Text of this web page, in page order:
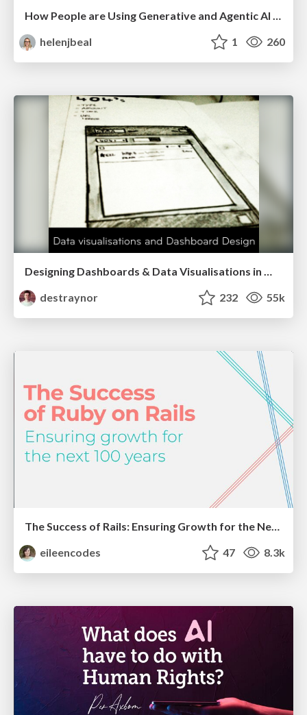
How People are Using Generative and Agentic AI to Supercharge Their Products, Projects, Services and Value Streams Today
helenjbeal
1 260
destraynor
232 55k
The Success of Rails: Ensuring Growth for the Next 100 Years
eileencodes
47 8.3k